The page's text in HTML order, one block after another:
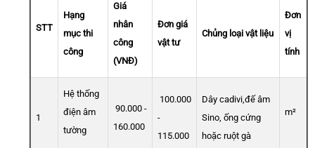
STT
Hạng
mục thi
công
Giá
nhân
công
(VNĐ)
Đơn giá
vật tư
Chủng loại vật liệu
Đơn
vị
tính
1
Hệ thống
điện âm
tường
90.000 -
160.000
100.000
-
115.000
Dây cadivi,đế âm
Sino, ống cứng
hoặc ruột gà
m²